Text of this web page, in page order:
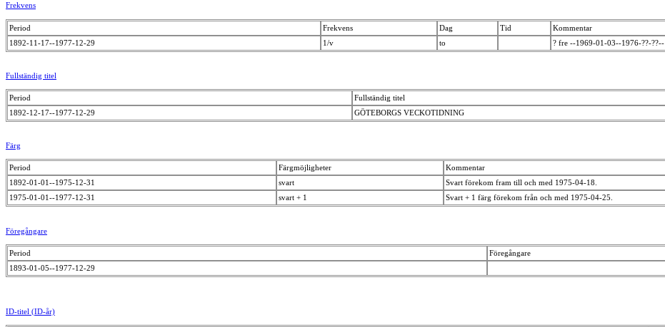
Frekvens
Period Frekvens Dag Tid
Kommentar
1892-11-17--1977-12-29
1/v to ? fre --1969-01-03--1976-??-??--
Fullständig titel
Period Fullständig titel
1892-12-17--1977-12-29
GÖTEBORGS VECKOTIDNING
Färg
Period Färgmöjligheter
Kommentar
1892-01-01--1975-12-31
svart
Svart förekom fram till och med 1975-04-18.
1975-01-01--1977-12-31
svart + 1 Svart + 1 färg förekom från och med 1975-04-25.
Föregångare
Period Föregångare
1893-01-05--1977-12-29
ID-titel (ID-år)